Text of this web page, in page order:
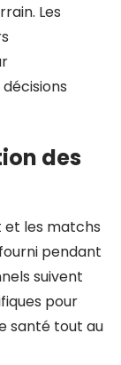
Les
des
et les matchs
pendant
suivent
pour
santé tout au